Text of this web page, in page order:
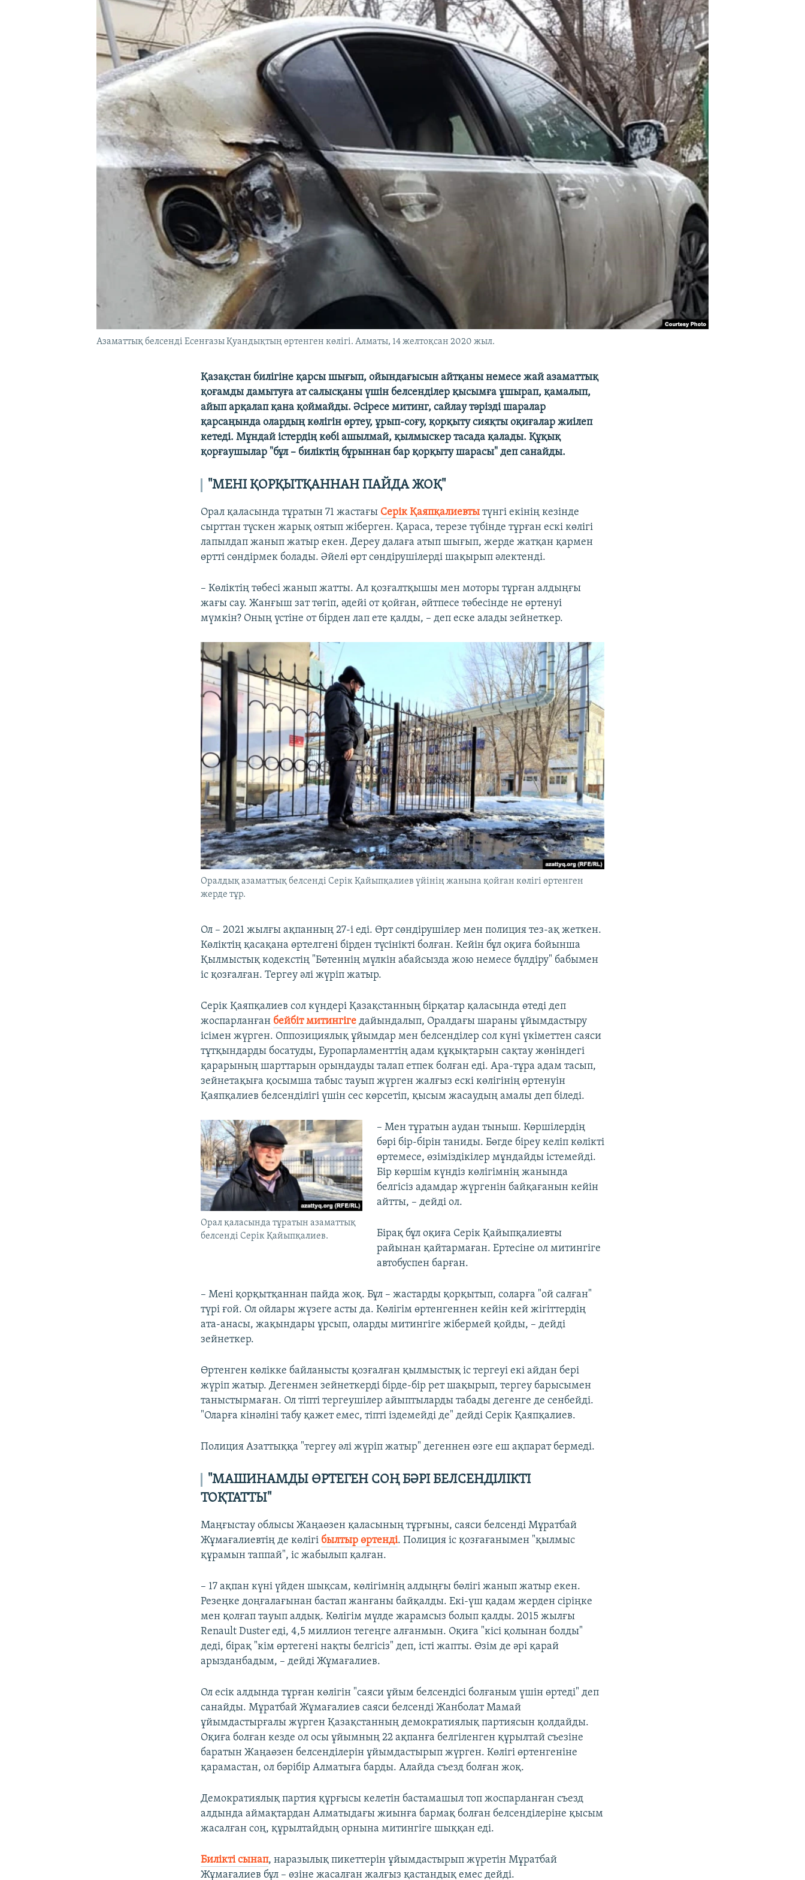
Азаматтық белсенді Есенғазы Қуандықтың өртенген көлігі. Алматы, 14 желтоқсан 2020 жыл.
Қазақстан билігіне қарсы шығып, ойындағысын айтқаны немесе жай азаматтық
қоғамды дамытуға ат салысқаны үшін белсенділер қысымға ұшырап, қамалып,
айып арқалап қана қоймайды. Әсіресе митинг, сайлау тәрізді шаралар
қарсаңында олардың көлігін өртеу, ұрып-соғу, қорқыту сияқты оқиғалар жиілеп
кетеді. Мұндай істердің көбі ашылмай, қылмыскер тасада қалады. Құқық
қорғаушылар "бұл – биліктің бұрыннан бар қорқыту шарасы" деп санайды.
"МЕНІ ҚОРҚЫТҚАННАН ПАЙДА ЖОҚ"
Орал қаласында тұратын 71 жастағы Серік Қаяпқалиевты түнгі екінің кезінде
сырттан түскен жарық оятып жіберген. Қараса, терезе түбінде тұрған ескі көлігі
лапылдап жанып жатыр екен. Дереу далаға атып шығып, жерде жатқан қармен
өртті сөндірмек болады. Әйелі өрт сөндірушілерді шақырып әлектенді.
– Көліктің төбесі жанып жатты. Ал қозғалтқышы мен моторы тұрған алдыңғы
жағы сау. Жанғыш зат төгіп, әдейі от қойған, әйтпесе төбесінде не өртенуі
мүмкін? Оның үстіне от бірден лап ете қалды, – деп еске алады зейнеткер.
Оралдық азаматтық белсенді Серік Қайыпқалиев үйінің жанына қойған көлігі өртенген
жерде тұр.
Ол – 2021 жылғы ақпанның 27-і еді. Өрт сөндірушілер мен полиция тез-ақ жеткен.
Көліктің қасақана өртелгені бірден түсінікті болған. Кейін бұл оқиға бойынша
Қылмыстық кодекстің "Бөтеннің мүлкін абайсызда жою немесе бүлдіру" бабымен
іс қозғалған. Тергеу әлі жүріп жатыр.
Серік Қаяпқалиев сол күндері Қазақстанның бірқатар қаласында өтеді деп
жоспарланған бейбіт митингіге дайындалып, Оралдағы шараны ұйымдастыру
ісімен жүрген. Оппозициялық ұйымдар мен белсенділер сол күні үкіметтен саяси
тұтқындарды босатуды, Еуропарламенттің адам құқықтарын сақтау жөніндегі
қарарының шарттарын орындауды талап етпек болған еді. Ара-тұра адам тасып,
зейнетақыға қосымша табыс тауып жүрген жалғыз ескі көлігінің өртенуін
Қаяпқалиев белсенділігі үшін сес көрсетіп, қысым жасаудың амалы деп біледі.
Орал қаласында тұратын азаматтық
белсенді Серік Қайыпқалиев.
– Мен тұратын аудан тыныш. Көршілердің
бәрі бір-бірін таниды. Бөгде біреу келіп көлікті
өртемесе, өзіміздікілер мұндайды істемейді.
Бір көршім күндіз көлігімнің жанында
белгісіз адамдар жүргенін байқағанын кейін
айтты, – дейді ол.
Бірақ бұл оқиға Серік Қайыпқалиевты
райынан қайтармаған. Ертесіне ол митингіге
автобуспен барған.
– Мені қорқытқаннан пайда жоқ. Бұл – жастарды қорқытып, соларға "ой салған"
түрі ғой. Ол ойлары жүзеге асты да. Көлігім өртенгеннен кейін кей жігіттердің
ата-анасы, жақындары ұрсып, оларды митингіге жібермей қойды, – дейді
зейнеткер.
Өртенген көлікке байланысты қозғалған қылмыстық іс тергеуі екі айдан бері
жүріп жатыр. Дегенмен зейнеткерді бірде-бір рет шақырып, тергеу барысымен
таныстырмаған. Ол тіпті тергеушілер айыптыларды табады дегенге де сенбейді.
"Оларға кінәліні табу қажет емес, тіпті іздемейді де" дейді Серік Қаяпқалиев.
Полиция Азаттыққа "тергеу әлі жүріп жатыр" дегеннен өзге еш ақпарат бермеді.
"МАШИНАМДЫ ӨРТЕГЕН СОҢ БӘРІ БЕЛСЕНДІЛІКТІ
ТОҚТАТТЫ"
Маңғыстау облысы Жаңаөзен қаласының тұрғыны, саяси белсенді Мұратбай
Жұмағалиевтің де көлігі былтыр өртенді. Полиция іс қозғағанымен "қылмыс
құрамын таппай", іс жабылып қалған.
– 17 ақпан күні үйден шықсам, көлігімнің алдыңғы бөлігі жанып жатыр екен.
Резеңке доңғалағынан бастап жанғаны байқалды. Екі-үш қадам жерден сіріңке
мен қолғап тауып алдық. Көлігім мүлде жарамсыз болып қалды. 2015 жылғы
Renault Duster еді, 4,5 миллион тегеңге алғанмын. Оқиға "кісі қолынан болды"
деді, бірақ "кім өртегені нақты белгісіз" деп, істі жапты. Өзім де әрі қарай
арызданбадым, – дейді Жұмағалиев.
Ол есік алдында тұрған көлігін "саяси ұйым белсендісі болғаным үшін өртеді" деп
санайды. Мұратбай Жұмағалиев саяси белсенді Жанболат Мамай
ұйымдастырғалы жүрген Қазақстанның демократиялық партиясын қолдайды.
Оқиға болған кезде ол осы ұйымның 22 ақпанға белгіленген құрылтай съезіне
баратын Жаңаөзен белсенділерін ұйымдастырып жүрген. Көлігі өртенгеніне
қарамастан, ол бәрібір Алматыға барды. Алайда съезд болған жоқ.
Демократиялық партия құрғысы келетін бастамашыл топ жоспарланған съезд
алдында аймақтардан Алматыдағы жиынға бармақ болған белсенділеріне қысым
жасалған соң, құрылтайдың орнына митингіге шыққан еді.
Билікті сынап, наразылық пикеттерін ұйымдастырып жүретін Мұратбай
Жұмағалиев бұл – өзіне жасалған жалғыз қастандық емес дейді.